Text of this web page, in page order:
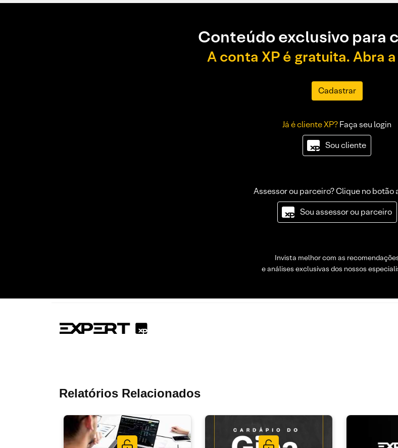
Conteúdo exclusivo para
A conta XP é gratuita. Abra
Cadastrar
Já é cliente XP?Faça seu login
Sou cliente
Assessor ou parceiro? Clique no botão
Sou assessor ou parceiro
Invista melhor com as
e análises exclusivas dos nossos
Relatórios Relacionados